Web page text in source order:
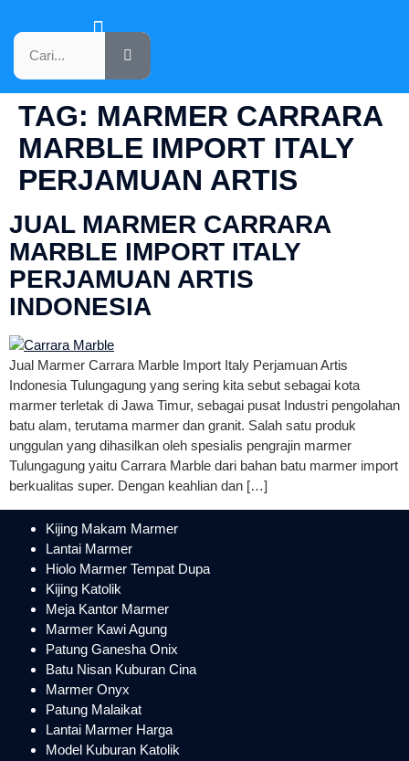
TAG: MARMER CARRARA
MARBLE IMPORT ITALY
PERJAMUAN ARTIS
JUAL MARMER CARRARA
MARBLE IMPORT ITALY
PERJAMUAN ARTIS
INDONESIA
Jual Marmer Carrara Marble Import Italy Perjamuan Artis
Indonesia Tulungagung yang sering kita sebut sebagai kota
marmer terletak di Jawa Timur, sebagai pusat Industri pengolahan
batu alam, terutama marmer dan granit. Salah satu produk
unggulan yang dihasilkan oleh spesialis pengrajin marmer
Tulungagung yaitu Carrara Marble dari bahan batu marmer import
berkualitas super. Dengan keahlian dan […]
Kijing Makam Marmer
Lantai Marmer
Hiolo Marmer Tempat Dupa
Kijing Katolik
Meja Kantor Marmer
Marmer Kawi Agung
Patung Ganesha Onix
Batu Nisan Kuburan Cina
Marmer Onyx
Patung Malaikat
Lantai Marmer Harga
Model Kuburan Katolik